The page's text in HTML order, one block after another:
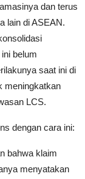
dan terus
lain di ASEAN.
belum
saat ini di
meningkatkan
LCS.
dengan cara ini:
bahwa klaim
menyatakan